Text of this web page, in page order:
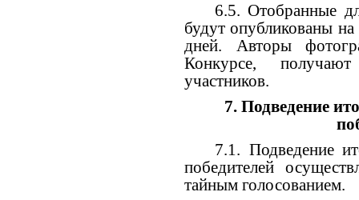
6.5. Отобранные
будут опубликованы
дней. Авторы
Конкурсе,
участников.
7. Подведение
7.1. Подведение
победителей
тайным голосованием.